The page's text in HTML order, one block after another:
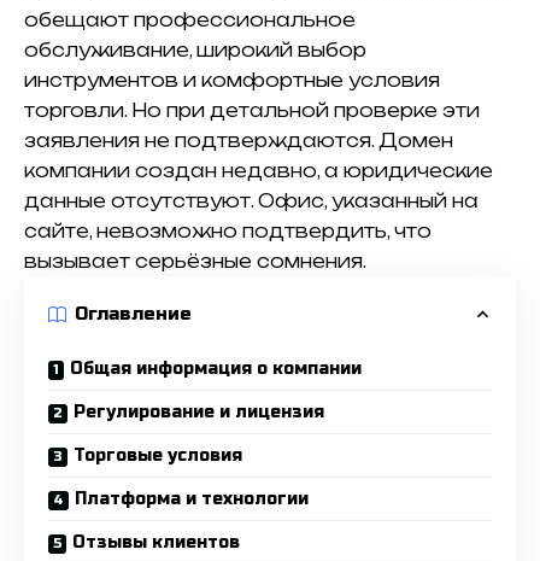
обещают профессиональное
обслуживание, широкий выбор
инструментов и комфортные условия
торговли. Но при детальной проверке эти
заявления не подтверждаются. Домен
компании создан недавно, а юридические
данные отсутствуют. Офис, указанный на
сайте, невозможно подтвердить, что
вызывает серьёзные сомнения.
Оглавление
Общая информация о компании
Регулирование и лицензия
Торговые условия
Платформа и технологии
Отзывы клиентов